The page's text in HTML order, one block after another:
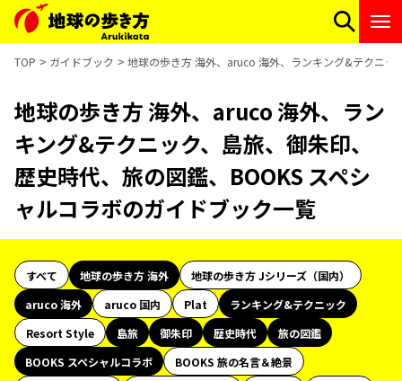
TOP ガイドブック 地球の歩き方 海外、aruco 海外、ランキング&テクニッ
地球の歩き方 海外、aruco 海外、ラン
キング&テクニック、島旅、御朱印、
歴史時代、旅の図鑑、BOOKS スペシ
ャルコラボのガイドブック一覧
すべて 地球の歩き方 海外
地球の歩き方 Jシリーズ（国内）
aruco 海外
aruco 国内 Plat
ランキング&テクニック
Resort Style
島旅 御朱印 歴史時代
旅の図鑑
BOOKS スペシャルコラボ
BOOKS 旅の名言＆絶景